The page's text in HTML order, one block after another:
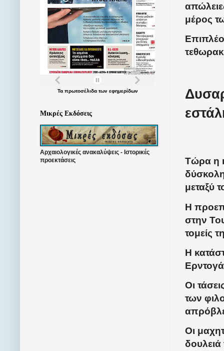
μέρος
Τώρα η
μεταξύ
Η
στην
τομείς
Η
Οι
των
Οι
Τα πρωτοσέλιδατων εφημερίδων
Μικρές Εκδόσεις
Αρχαιολογικές ανακαλύψεις - Ιστορικές
προεκτάσεις